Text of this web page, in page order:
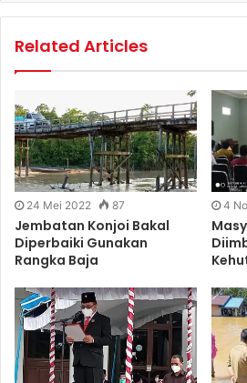
Related Articles
24 Mei 2022 87
Jembatan Konjoi Bakal
Diperbaiki Gunakan
Rangka Baja
4